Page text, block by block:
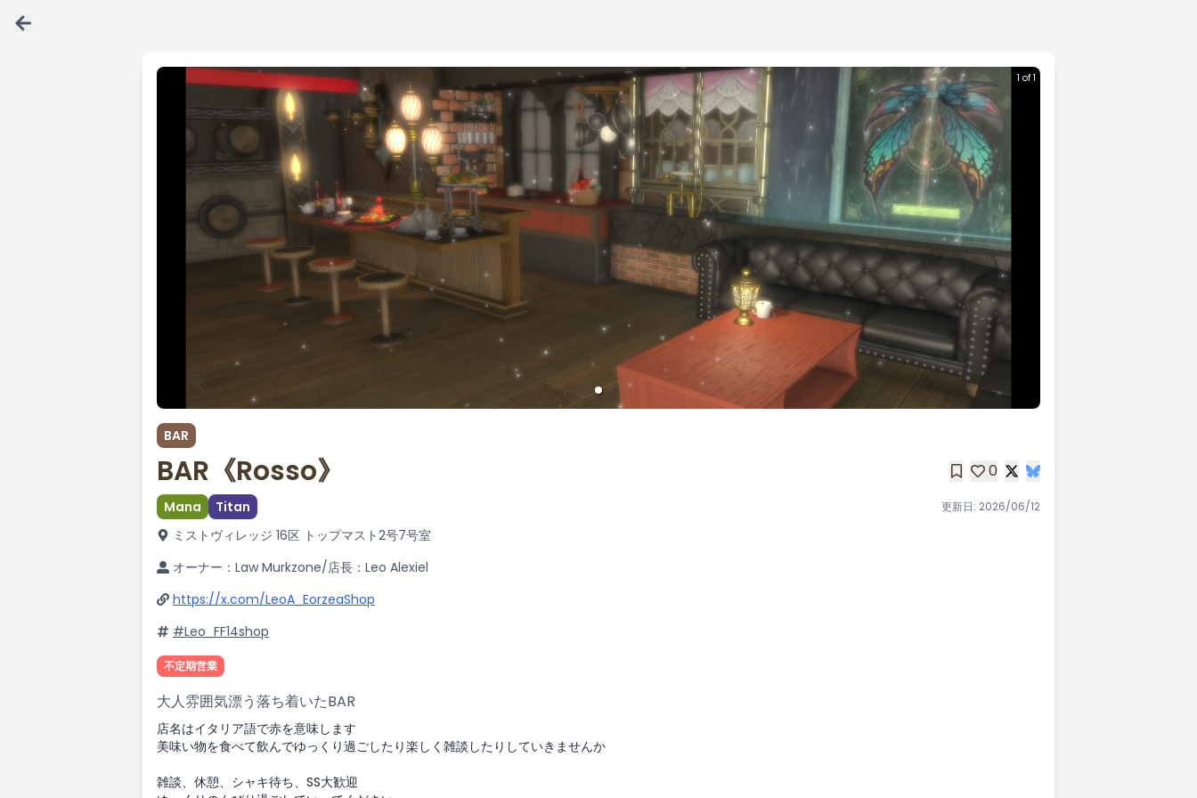
1 of 1
BAR
BAR《Rosso》 0
Mana Titan 更新日: 2026/06/12
ミストヴィレッジ 16区 トップマスト2号7号室
オーナー：Law Murkzone/店長：Leo Alexiel
https://x.com/LeoA_EorzeaShop
#Leo_FF14shop
不定期営業
大人雰囲気漂う落ち着いたBAR
店名はイタリア語で赤を意味します
美味い物を食べて飲んでゆっくり過ごしたり楽しく雑談したりしていきませんか
雑談、休憩、シャキ待ち、SS大歓迎